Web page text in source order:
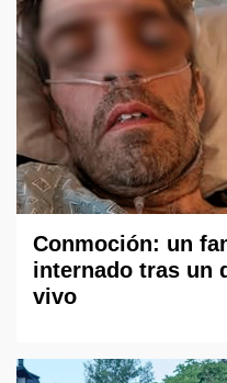
Conmoción: un
internado tras un
vivo